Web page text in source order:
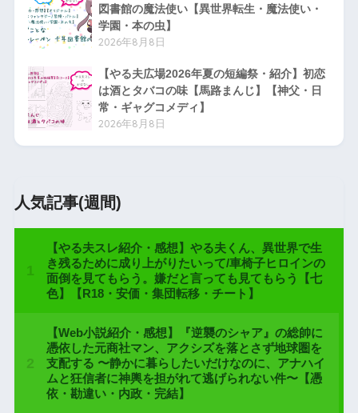
図書館の魔法使い【異世界転生・魔法使い・
学園・本の虫】
2026年8月8日
【やる夫広場2026年夏の短編祭・紹介】初恋
は酒とタバコの味【馬路まんじ】【神父・日
常・ギャグコメディ】
2026年8月8日
人気記事(週間)